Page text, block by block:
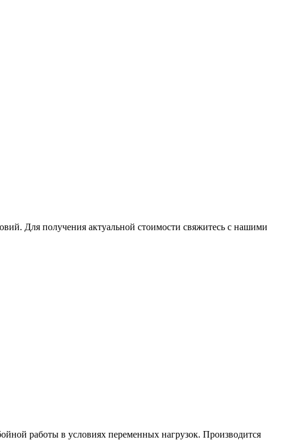
Для получения актуальной стоимости свяжитесь с нашими
работы в условиях переменных нагрузок. Производится